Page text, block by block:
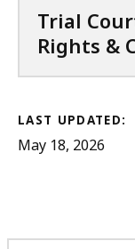
Trial
Rights &
LAST UPDATED:
May 18, 2026